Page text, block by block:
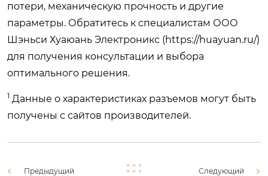
потери, механическую прочность и другие
параметры. Обратитесь к специалистам ООО
Шэньси Хуаюань Электроникс (https://huayuan.ru/)
для получения консультации и выбора
оптимального решения.
1 Данные о характеристиках разъемов могут быть
получены с сайтов производителей.
Предыдущий Следующий